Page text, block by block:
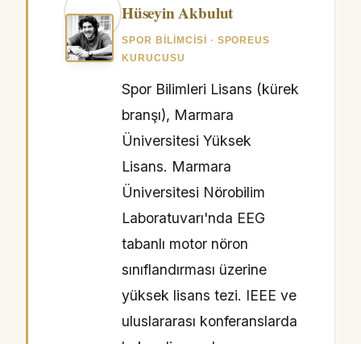
Hüseyin Akbulut
SPOR BILIMCISI · SPOREUS
KURUCUSU
Spor Bilimleri Lisans (kürek
branşı), Marmara
Üniversitesi Yüksek
Lisans. Marmara
Üniversitesi Nörobilim
Laboratuvarı'nda EEG
tabanlı motor nöron
sınıflandırması üzerine
yüksek lisans tezi. IEEE ve
uluslararası konferanslarda